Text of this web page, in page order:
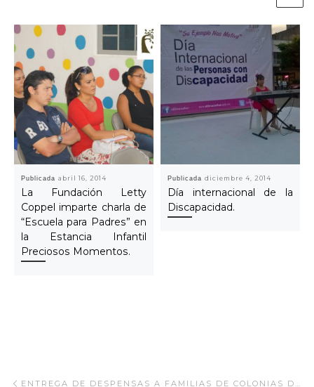
Publicadaabril 16, 2014
La Fundación Letty
Coppel imparte charla de
“Escuela para Padres” en
la Estancia Infantil
Preciosos Momentos.
Publicadadiciembre 4, 2014
Día internacional de la
Discapacidad.
Navegar Artículo ENTREGA DE DESPENSAS A FAMILIAS DE COLONIAS DE BAJOS RECURSOS